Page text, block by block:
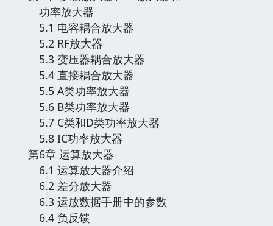
功率放大器
5.1 电容耦合放大器
5.2 RF放大器
5.3 变压器耦合放大器
5.4 直接耦合放大器
5.5 A类功率放大器
5.6 B类功率放大器
5.7 C类和D类功率放大器
5.8 IC功率放大器
第6章 运算放大器
6.1 运算放大器介绍
6.2 差分放大器
6.3 运放数据手册中的参数
6.4 负反馈